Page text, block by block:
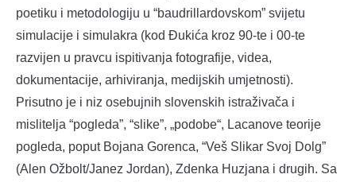
poetiku i metodologiju u “baudrillardovskom” svijetu
simulacije i simulakra (kod Đukića kroz 90-te i 00-te
razvijen u pravcu ispitivanja fotografije, videa,
dokumentacije, arhiviranja, medijskih umjetnosti).
Prisutno je i niz osebujnih slovenskih istraživača i
mislitelja “pogleda”, “slike”, „podobe“, Lacanove teorije
pogleda, poput Bojana Gorenca, “Veš Slikar Svoj Dolg”
(Alen Ožbolt/Janez Jordan), Zdenka Huzjana i drugih. Sa